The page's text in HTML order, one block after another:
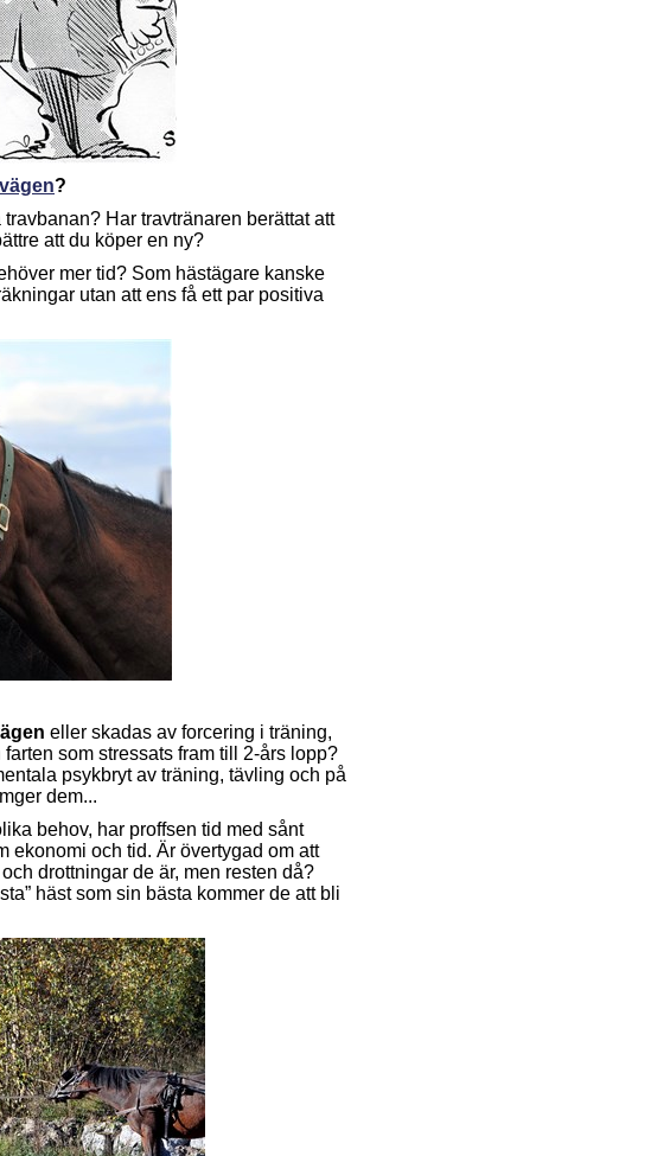
?
Har travtränaren berättat att
att du köper en ny?
mer tid? Som hästägare kanske
utan att ens få ett par positiva
eller skadas av forcering i träning,
som stressats fram till 2-års lopp?
psykbryt av träning, tävling och på
dem...
behov, har proffsen tid med sånt
ekonomi och tid. Är övertygad om att
drottningar de är, men resten då?
häst som sin bästa kommer de att bli